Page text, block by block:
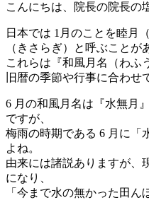
こんにちは、院長の院長の
日本では 1月のことを睦月
（きさらぎ）と呼ぶことが
これらは『和風月名（わふ
旧暦の季節や行事に合わせ
6 月の和風月名は『水無月
ですが、
梅雨の時期である 6 月に「
よね。
由来には諸説ありますが、
になり、
「今まで水の無かった田